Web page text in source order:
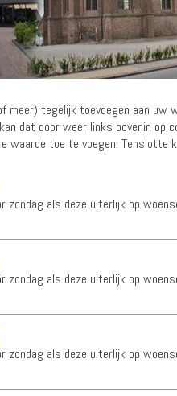
meer) tegelijk toevoegen aan uw
dat door weer links bovenin op
waarde toe te voegen. Tenslotte
zondag als deze uiterlijk op
zondag als deze uiterlijk op
zondag als deze uiterlijk op